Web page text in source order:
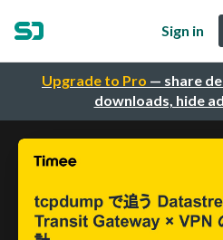
Upgrade to Pro — share
downloads, hide
Sign in